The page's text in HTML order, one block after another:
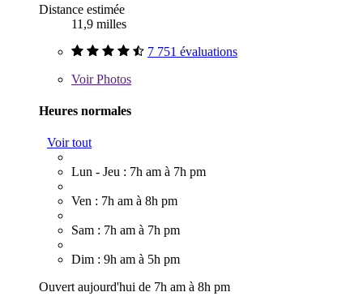
Distance estimée
11,9 milles
7 751 évaluations
VoirPhotos
Heures normales
Voir tout
Lun - Jeu : 7h am à 7h pm
Ven : 7h am à 8h pm
Sam : 7h am à 7h pm
Dim : 9h am à 5h pm
Ouvert aujourd'hui de 7h am à 8h pm